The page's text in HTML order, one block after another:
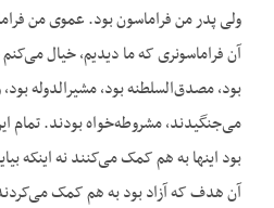
ولی پدر من فراماسون بود. عموی من
آن فراماسونری که ما دیدیم، خیال
بود، مصدق‌السلطنه بود، مشیرالدوله
می‌جنگیدند، مشروطه‌خواه بودند. تمام
بود اینها به هم کمک می‌کنند نه اینکه
آن هدف که آزاد بود به هم کمک می‌کردند